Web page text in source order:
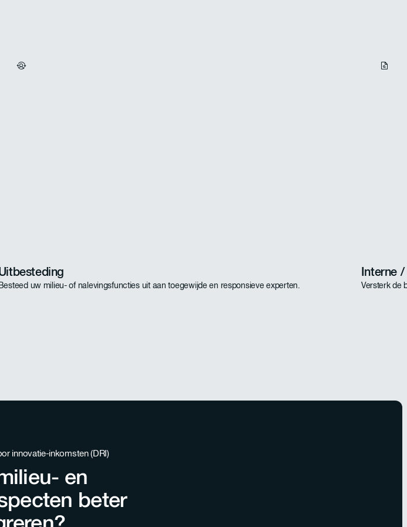
Besteed uw milieu- of nalevingsfuncties uit aan toegewijde en responsieve experten.
Interne
Versterk de
en
beter